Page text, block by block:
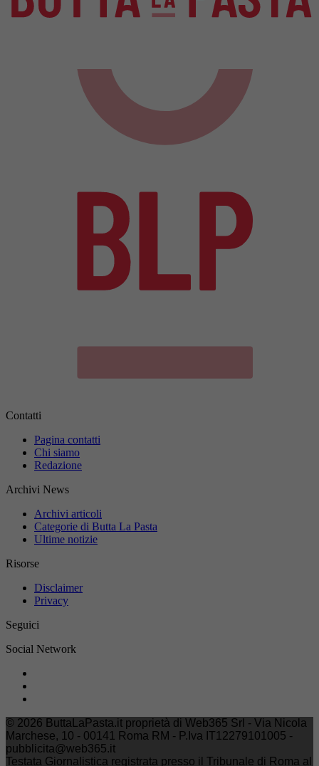
Contatti
Pagina contatti
Chi siamo
Redazione
Archivi News
Archivi articoli
Categorie di Butta La Pasta
Ultime notizie
Risorse
Disclaimer
Privacy
Seguici
Social Network
© 2026 ButtaLaPasta.it proprietà di Web365 Srl - Via Nicola
Marchese, 10 - 00141 Roma RM - P.Iva IT12279101005 -
pubblicita@web365.it
Testata Giornalistica registrata presso il Tribunale di Roma al